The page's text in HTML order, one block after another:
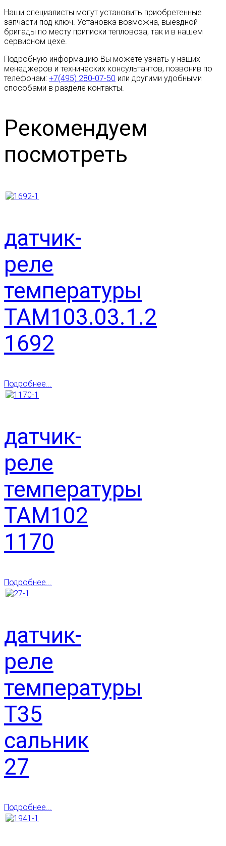
Наши специалисты могут установить приобретенные
запчасти под ключ. Установка возможна, выездной
бригады по месту приписки тепловоза, так и в нашем
сервисном цехе.
Подробную информацию Вы можете узнать у наших
менеджеров и технических консультантов, позвонив по
телефонам: +7(495) 280-07-50 или другими удобными
способами в разделе контакты.
Рекомендуем
посмотреть
датчик-
реле
температуры
ТАМ103.03.1.2
1692
Подробнее...
датчик-
реле
температуры
ТАМ102
1170
Подробнее...
датчик-
реле
температуры
Т35
сальник
27
Подробнее...